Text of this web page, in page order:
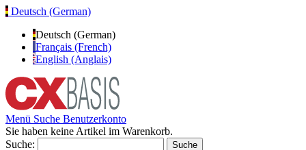
Deutsch (German)
Deutsch (German)
Français (French)
English (Anglais)
Menü Suche Benutzerkonto
Sie haben keine Artikel im Warenkorb.
Suche:
Suche